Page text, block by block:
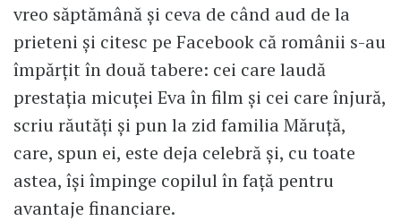
vreo săptămână și ceva de când aud de la
prieteni și citesc pe Facebook că românii s-au
împărțit în două tabere: cei care laudă
prestația micuței Eva în film și cei care înjură,
scriu răutăți și pun la zid familia Măruță,
care, spun ei, este deja celebră și, cu toate
astea, își împinge copilul în față pentru
avantaje financiare.